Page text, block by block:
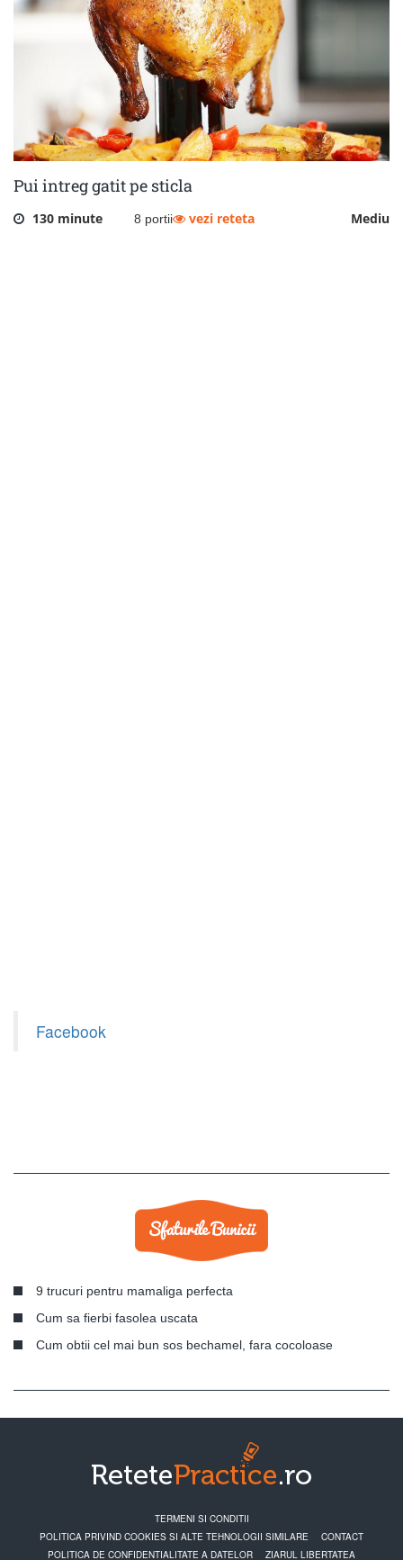
Pui intreg gatit pe sticla
130 minute 8 portii Mediu
vezi reteta
Facebook
9 trucuri pentru mamaliga perfecta
Cum sa fierbi fasolea uscata
Cum obtii cel mai bun sos bechamel, fara cocoloase
TERMENI SI CONDITII
POLITICA PRIVIND COOKIES SI ALTE TEHNOLOGII SIMILARE
CONTACT
POLITICA DE CONFIDENTIALITATE A DATELOR
ZIARUL LIBERTATEA